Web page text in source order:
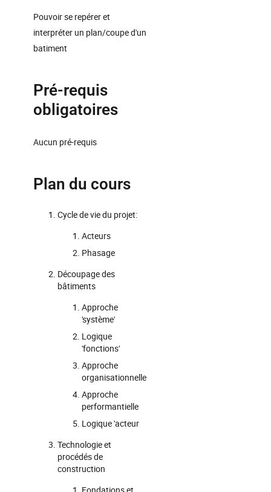
Pouvoir se repérer et
interpréter un plan/coupe d'un
batiment
Pré-requis
obligatoires
Aucun pré-requis
Plan du cours
Cycle de vie du projet:
Acteurs
Phasage
Découpage des
bâtiments
Approche
'système'
Logique
'fonctions'
Approche
organisationnelle
Approche
performantielle
Logique 'acteur
Technologie et
procédés de
construction